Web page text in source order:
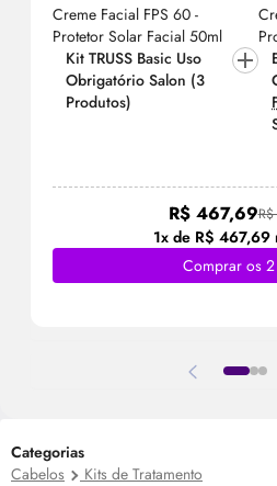
Kit TRUSS Basic Uso
Obrigatório Salon (3
Produtos)
R$ 467,69
1x de R$ 467,69
Comprar os 2
Categorias
Cabelos
Kits de Tratamento